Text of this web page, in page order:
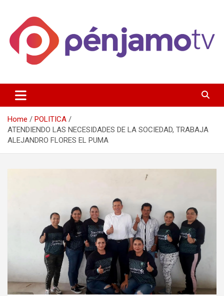
content
Penjamotv
Gto y la region.
Home
POLITICA
ATENDIENDO LAS NECESIDADES DE LA SOCIEDAD, TRABAJA
ALEJANDRO FLORES EL PUMA